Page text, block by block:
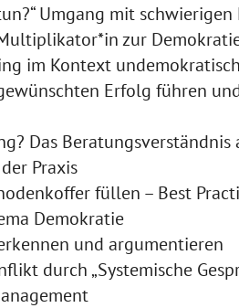
Umgang mit
zur
im Kontext
Erfolg führen
Das
Praxis
füllen – Best
Demokratie
und argumentieren
durch „Systemische